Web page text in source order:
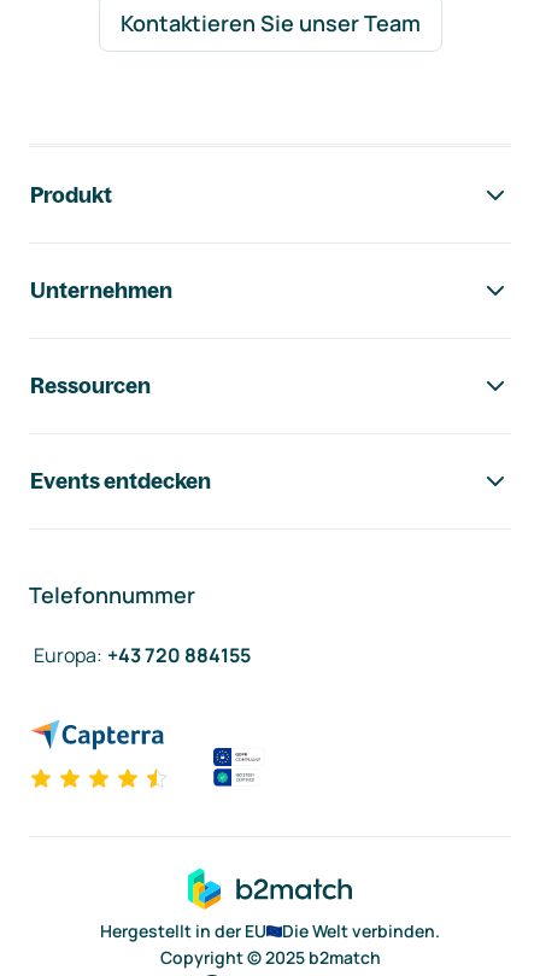
Kontaktieren Sie unser Team
Produkt
Unternehmen
Ressourcen
Events entdecken
Telefonnummer
Europa: +43 720 884155
Hergestellt in der EU
Die Welt verbinden.
Copyright © 2025 b2match